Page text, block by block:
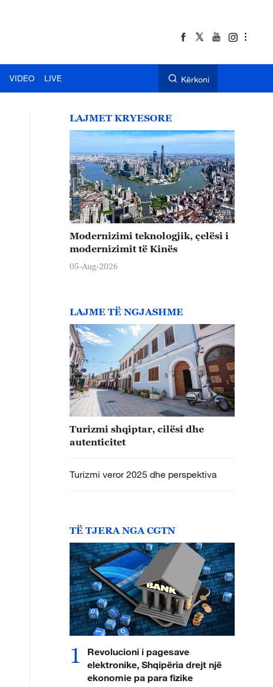
VIDEO LIVE Kërkoni
LAJMET KRYESORE
Modernizimi teknologjik, çelësi i
modernizimit të Kinës
05-Aug-2026
LAJME TË NGJASHME
Turizmi shqiptar, cilësi dhe
autenticitet
Turizmi veror 2025 dhe perspektiva
TË TJERA NGA CGTN
1
Revolucioni i pagesave
elektronike, Shqipëria drejt një
ekonomie pa para fizike